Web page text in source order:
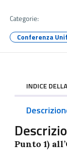
Categorie:
Conferenza
INDICE
Punto 1)